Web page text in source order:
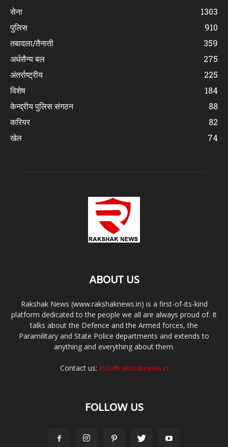
सेना
1303
पुलिस
910
तबादला/तैनाती
359
अर्धसैन्य बल
275
अंतर्राष्ट्रीय
225
विशेष
184
केन्द्रीय पुलिस संगठन
88
करियर
82
खेल
74
ABOUT US
Rakshak News (www.rakshaknews.in) is a first-of-its-kind
platform dedicated to the people we all are always proud of. It
talks about the Defence and the Armed forces, the
Paramilitary and State Police departments and extends to
anything and everything about them.
Contact us: info@rakshaknews.in
FOLLOW US